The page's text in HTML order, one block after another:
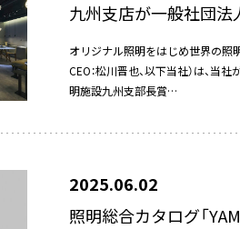
九州支店が一般社団法
オリジナル照明をはじめ世界の照明
CEO：松川晋也、以下当社）は、当
明施設九州支部長賞…
照明総合カタログ「
2025.06.02